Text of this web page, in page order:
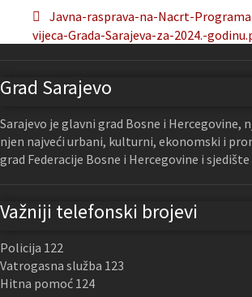
Javna-rasprava-na-Nacrt-
vijeca-Grada-Sarajeva-za-2024.-
Grad Sarajevo
Sarajevo je glavni grad Bosne i Hercegovine,
njen najveći urbani, kulturni, ekonomski i
grad Federacije Bosne i Hercegovine i
Važniji telefonski brojevi
Policija 122
Vatrogasna služba 123
Hitna pomoć 124